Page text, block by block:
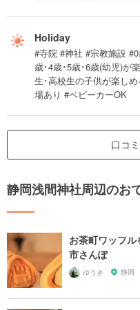
Holiday
#寺院 #神社 #宗教施設
歳･4歳･5歳･6歳(幼児)が
生･高校生の子供が楽し
場あり #ベビーカーOK
口コ
静岡浅間神社周辺のお
お茶町ワッフ
市さんぽ
ゆうき 静岡